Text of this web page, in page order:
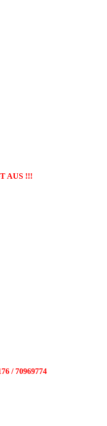
AUS !!!
/ 70969774